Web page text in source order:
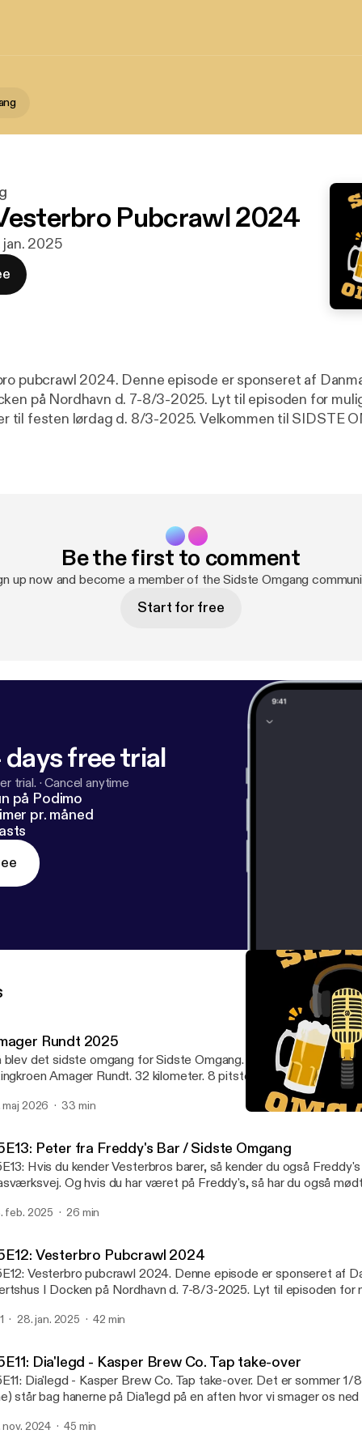
Pubcrawl 2024
jan. 2025
pubcrawl 2024. Denne episode er sponseret af
på Nordhavn d. 7-8/3-2025. Lyt til episoden for
til festen lørdag d. 8/3-2025. Velkommen til SIDSTE
Sidste Omgang om brune barer og værtshuse !
https://linktr.ee/sidsteomgang
Sidste Omgang Instagram: sidste.omgang
Be the first to comment
up now and become a member of the Sidste Omgang
Start for free
free trial
trial. ·Cancel anytime
på Podimo
pr. måned
Rundt 2025
blev det sidste omgang for Sidste Omgang. En dag i maj 2025
Amager Rundt. 32 kilometer. 8 pitstop. 15 genstande Per
10 timer. Lyt med når jeg giver en sidste omgang på
- og ud og hygge ! #tingkroen #amagerrundt
maj 2026 33 min
Peter fra Freddy's Bar / Sidste Omgang
Hvis du kender Vesterbros barer, så kender du også
Og hvis du har været på Freddy's, så har du også
historie og kom til åbningsfest på Freddy's i Varde. Hør også
flere episoder.... #sidsteomgang
feb. 2025 26 min
Vesterbro Pubcrawl 2024
Vesterbro pubcrawl 2024. Denne episode er sponseret af
I Docken på Nordhavn d. 7-8/3-2025. Lyt til episoden for
! Klik her: https://linktr.ee/sidsteomgang [https://linktr.ee/
Velkommen til podcasten Sidste Omgang om
! Lyt - Giv 5 Stjerner og del podcasten med dine venner !
bartenderen og endda en gæst eller to - nu mere end 85 afsnit !
Klik her: https://linktr.ee/sidsteomgang
linktr.ee/sidsteomgang] og find fede t-shirts og hoodies.
Instagram: sidste.omgang #sidsteomgang TikTok:
1 28. jan. 2025 42 min
Dia'legd - Kasper Brew Co. Tap take-over
Dia'legd - Kasper Brew Co. Tap take-over. Det er sommer 1/
står bag hanerne på Dia’legd på en aften hvor vi smager os
(blandt meget andet) at opfinde den perfekte godnat-bajer.
nov. 2024 45 min